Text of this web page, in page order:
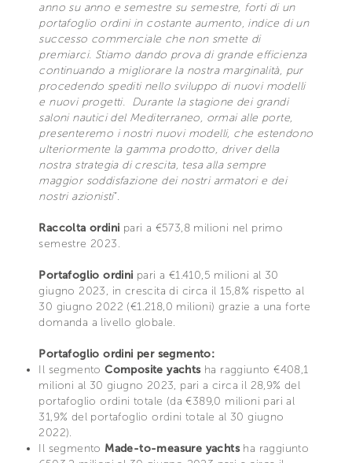
anno su anno e semestre su semestre, forti di un
portafoglio ordini in costante aumento, indice di un
successo commerciale che non smette di
premiarci. Stiamo dando prova di grande efficienza
continuando a migliorare la nostra marginalità, pur
procedendo spediti nello sviluppo di nuovi modelli
e nuovi progetti. Durante la stagione dei grandi
saloni nautici del Mediterraneo, ormai alle porte,
presenteremo i nostri nuovi modelli, che estendono
ulteriormente la gamma prodotto, driver della
nostra strategia di crescita, tesa alla sempre
maggior soddisfazione dei nostri armatori e dei
nostri azionisti”.
Raccolta ordini pari a €573,8 milioni nel primo
semestre 2023.
Portafoglio ordini pari a €1.410,5 milioni al 30
giugno 2023, in crescita di circa il 15,8% rispetto al
30 giugno 2022 (€1.218,0 milioni) grazie a una forte
domanda a livello globale.
Portafoglio ordini per segmento:
Il segmentoComposite yachtsha raggiunto €408,1
milioni al 30 giugno 2023, pari a circa il 28,9% del
portafoglio ordini totale (da €389,0 milioni pari al
31,9% del portafoglio ordini totale al 30 giugno
2022).
Il segmento Made-to-measure yachtsha raggiunto